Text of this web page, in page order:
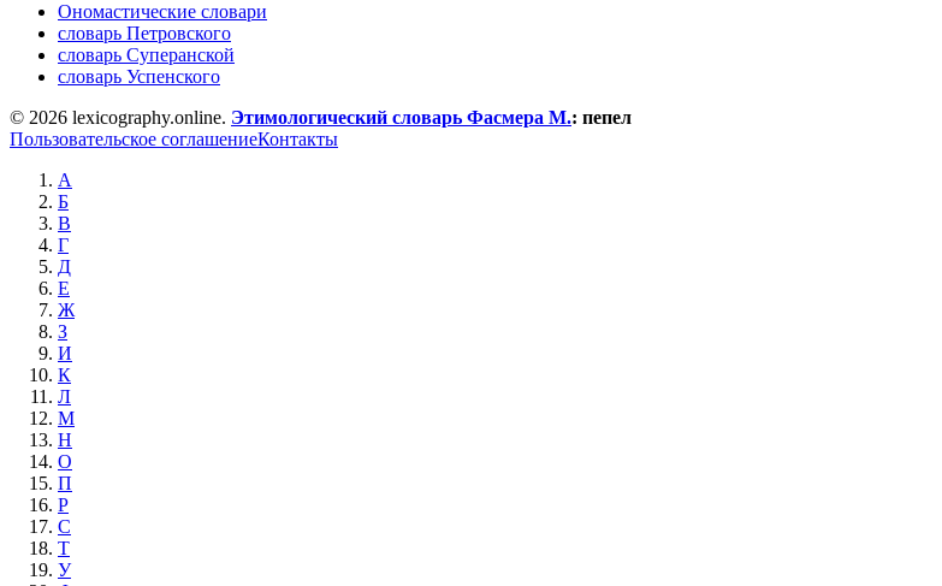
Ономастические словари
словарь Петровского
словарь Суперанской
словарь Успенского
© 2026 lexicography.online. Этимологический словарь Фасмера М.: пепел
Пользовательское соглашениеКонтакты
А
Б
В
Г
Д
Е
Ж
З
И
К
Л
М
Н
О
П
Р
С
Т
У